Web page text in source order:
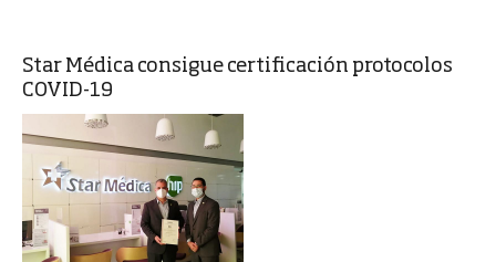
Star Médica consigue certificación protocolos
COVID-19